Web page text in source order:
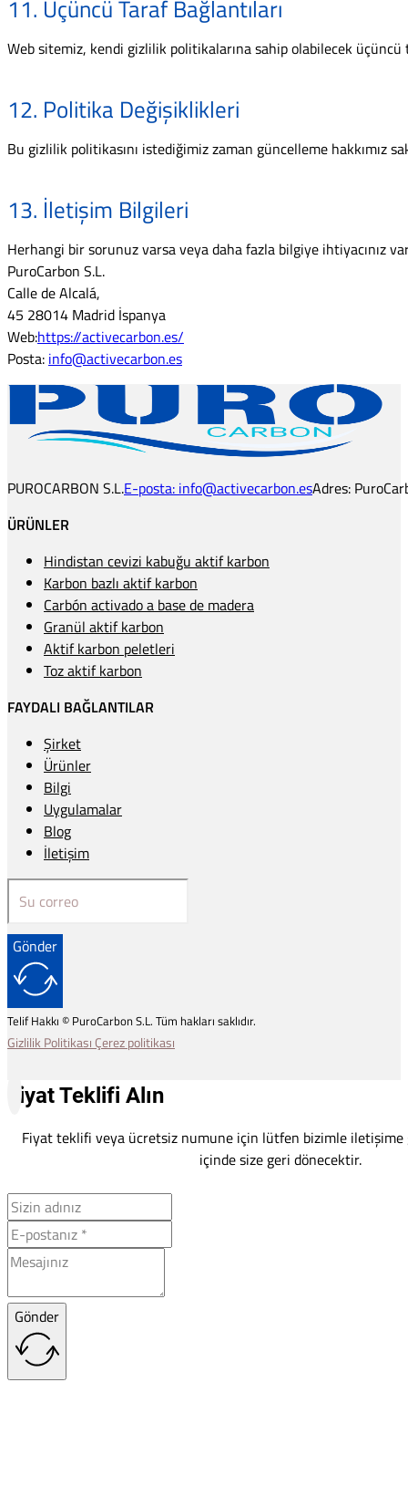
11. Üçüncü Taraf Bağlantıları
Web sitemiz, kendi gizlilik politikalarına sahip olabilecek
12. Politika Değişiklikleri
Bu gizlilik politikasını istediğimiz zaman güncelleme hakkımız
13. İletişim Bilgileri
Herhangi bir sorunuz varsa veya daha fazla bilgiye ihtiyacınız
PuroCarbon S.L.
Calle de Alcalá,
45 28014 Madrid İspanya
Web:https://activecarbon.es/
Posta: info@activecarbon.es
PUROCARBON S.L.E-posta: info@activecarbon.esAdres:
ÜRÜNLER
Hindistan cevizi kabuğu aktif karbon
Karbon bazlı aktif karbon
Carbón activado a base de madera
Granül aktif karbon
Aktif karbon peletleri
Toz aktif karbon
FAYDALI BAĞLANTILAR
Şirket
Ürünler
Bilgi
Uygulamalar
Blog
İletişim
Gönder
Telif Hakkı © PuroCarbon S.L. Tüm hakları saklıdır.
Gizlilik Politikası Çerez politikası
Fiyat Teklifi Alın
Fiyat teklifi veya ücretsiz numune için lütfen bizimle iletişime
içinde size geri dönecektir.
Gönder